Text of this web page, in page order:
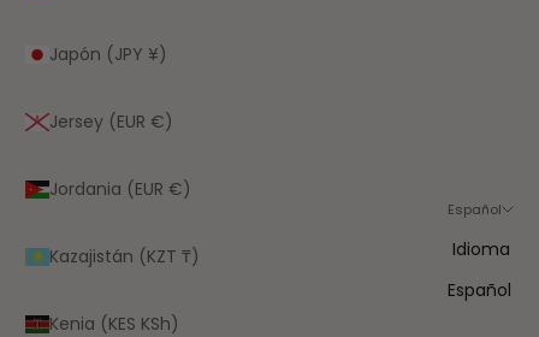
Japón (JPY ¥)
Jersey (EUR €)
Jordania (EUR €)
Kazajistán (KZT ₸)
Kenia (KES KSh)
Español
Idioma
Español